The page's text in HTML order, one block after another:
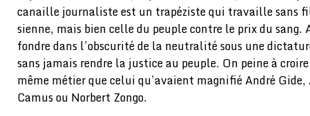
canaille journaliste est un trapéziste qui travaille sans
sienne, mais bien celle du peuple contre le prix du sang.
fondre dans l’obscurité de la neutralité sous une
sans jamais rendre la justice au peuple. On peine à
même métier que celui qu’avaient magnifié André
Camus ou Norbert Zongo.